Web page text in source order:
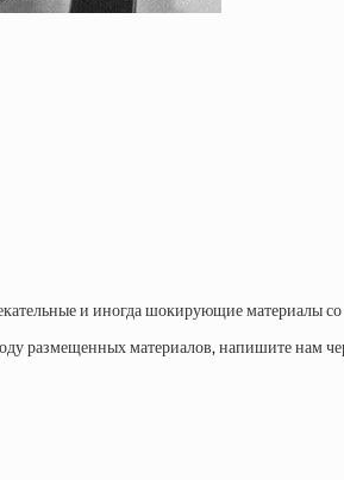
и иногда шокирующие материалы со
размещенных материалов, напишите нам